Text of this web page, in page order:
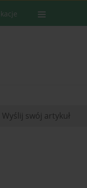
Wyślij swój artykuł